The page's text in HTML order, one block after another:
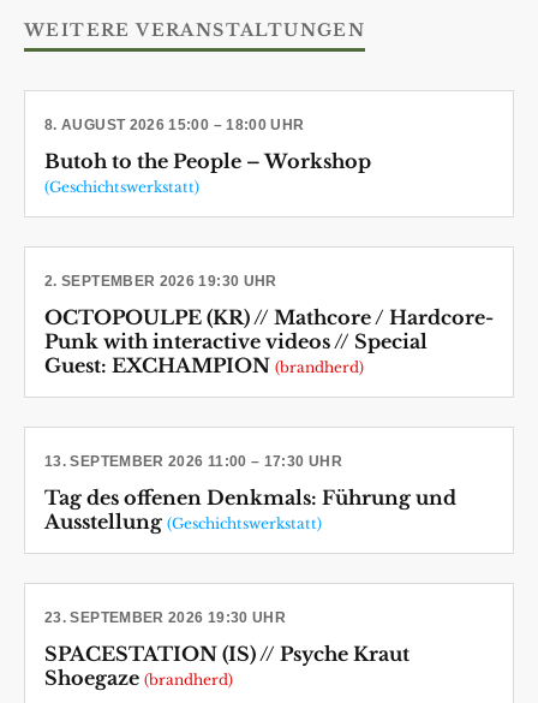
WEITERE VERANSTALTUNGEN
8. AUGUST 2026 15:00 – 18:00 UHR
Butoh to the People – Workshop
(Geschichtswerkstatt)
2. SEPTEMBER 2026 19:30 UHR
OCTOPOULPE (KR) // Mathcore / Hardcore-
Punk with interactive videos // Special
Guest: EXCHAMPION (brandherd)
13. SEPTEMBER 2026 11:00 – 17:30 UHR
Tag des offenen Denkmals: Führung und
Ausstellung (Geschichtswerkstatt)
23. SEPTEMBER 2026 19:30 UHR
SPACESTATION (IS) // Psyche Kraut
Shoegaze (brandherd)